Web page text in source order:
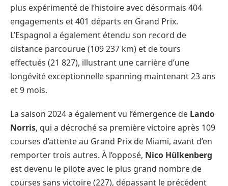
plus expérimenté de l’histoire avec désormais 404
engagements et 401 départs en Grand Prix.
L’Espagnol a également étendu son record de
distance parcourue (109 237 km) et de tours
effectués (21 827), illustrant une carrière d’une
longévité exceptionnelle spanning maintenant 23 ans
et 9 mois.
La saison 2024 a également vu l’émergence de Lando
Norris, qui a décroché sa première victoire après 109
courses d’attente au Grand Prix de Miami, avant d’en
remporter trois autres. À l’opposé, Nico Hülkenberg
est devenu le pilote avec le plus grand nombre de
courses sans victoire (227), dépassant le précédent